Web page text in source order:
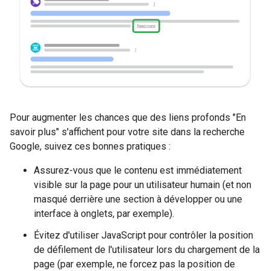
Pour augmenter les chances que des liens profonds "En
savoir plus" s'affichent pour votre site dans la recherche
Google, suivez ces bonnes pratiques :
Assurez-vous que le contenu est immédiatement
visible sur la page pour un utilisateur humain (et non
masqué derrière une section à développer ou une
interface à onglets, par exemple).
Évitez d'utiliser JavaScript pour contrôler la position
de défilement de l'utilisateur lors du chargement de la
page (par exemple, ne forcez pas la position de